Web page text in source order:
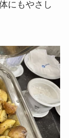
にもやさし